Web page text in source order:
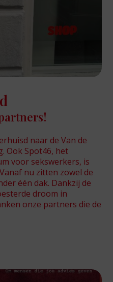
naar de Van de
Ook Spot46, het
voor sekswerkers, is
nu zitten zowel de
één dak. Dankzij de
droom in
onze partners die de